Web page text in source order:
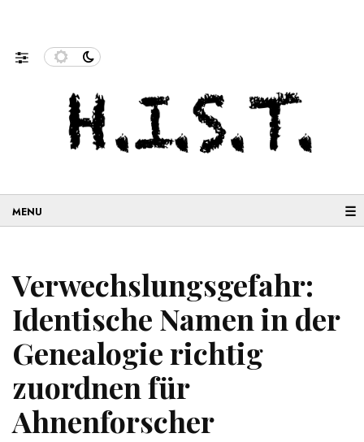
☰
Verwechslungsgefahr:
Identische Namen in der
Genealogie richtig
zuordnen für
Ahnenforscher